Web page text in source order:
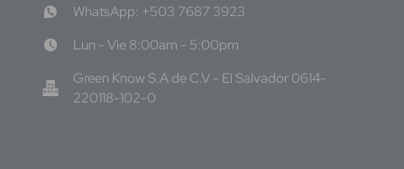
WhatsApp: +503 7687 3923
Lun - Vie 8:00am - 5:00pm
Green Know S.A de C.V - El Salvador 0614-
220118-102-0